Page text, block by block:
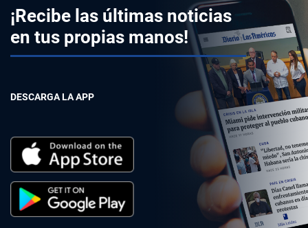
¡Recibe las últimas noticias
en tus propias manos!
DESCARGA LA APP